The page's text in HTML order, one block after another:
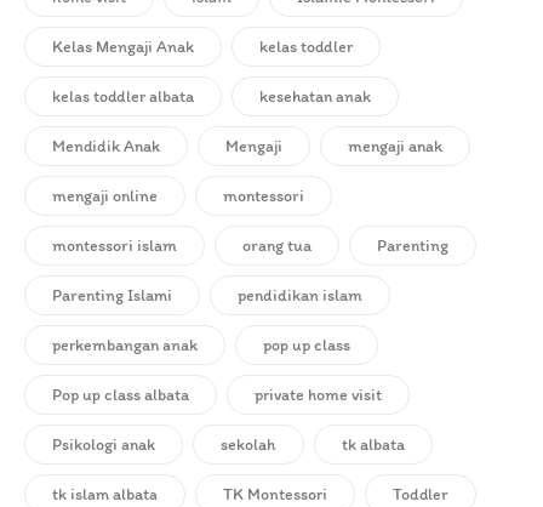
Kelas Mengaji Anak kelas toddler
kelas toddler albata kesehatan anak
Mendidik Anak Mengaji mengaji anak
mengaji online montessori
montessori islam orang tua Parenting
Parenting Islami pendidikan islam
perkembangan anak pop up class
Pop up class albata private home visit
Psikologi anak sekolah tk albata
tk islam albata TK Montessori Toddler